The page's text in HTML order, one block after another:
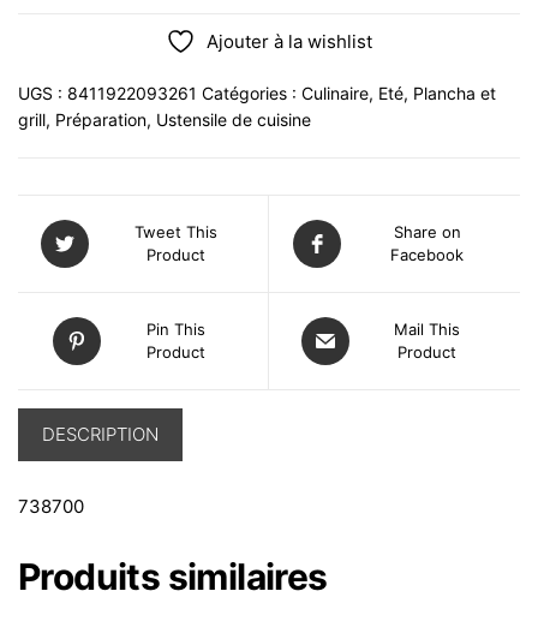
Ajouter à la wishlist
UGS : 8411922093261 Catégories : Culinaire, Eté, Plancha et
grill, Préparation, Ustensile de cuisine
Tweet This
Product
Share on
Facebook
Pin This
Product
Mail This
Product
DESCRIPTION
738700
Produits similaires